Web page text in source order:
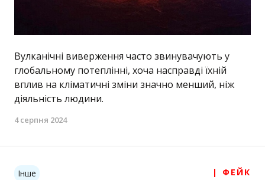
Вулканічні виверження часто звинувачують у
глобальному потеплінні, хоча насправді їхній
вплив на кліматичні зміни значно менший, ніж
діяльність людини.
4 серпня 2024
Інше | ФЕЙК